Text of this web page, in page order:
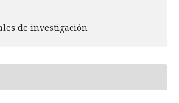
de investigación